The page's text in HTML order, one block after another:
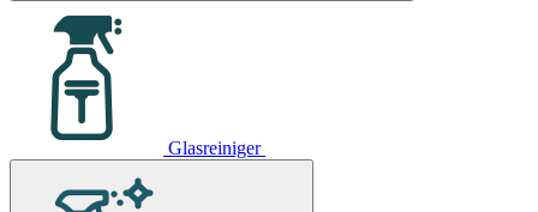
Glasreiniger